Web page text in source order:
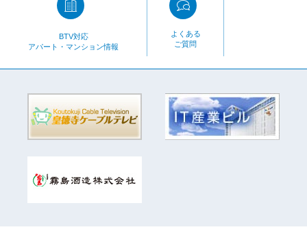
BTV対応
アパート・マンション情報
よくある
ご質問